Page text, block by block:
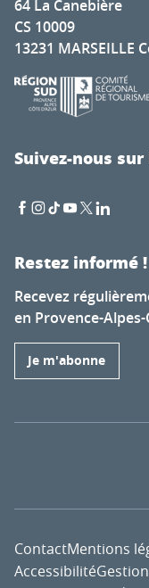
64 La Canebière
CS 10009
13231 MARSEILLE
Suivez-nous
Restez informé !
Recevez
en Provence-
Je m'abonne
ContactMentions
Accessibilité